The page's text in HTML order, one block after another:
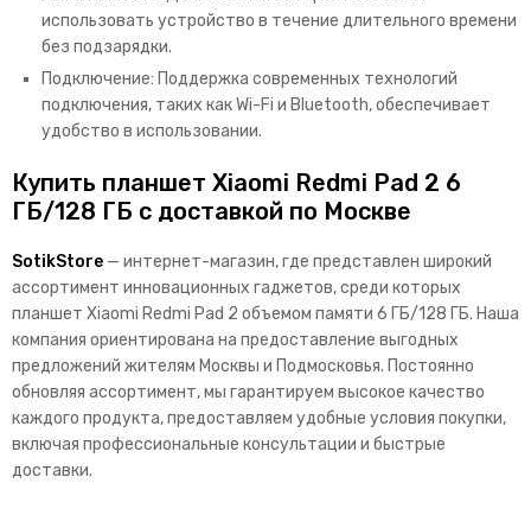
использовать устройство в течение длительного времени
без подзарядки.
Подключение: Поддержка современных технологий
подключения, таких как Wi-Fi и Bluetooth, обеспечивает
удобство в использовании.
Купить планшет Xiaomi Redmi Pad 2 6
ГБ/128 ГБ с доставкой по Москве
SotikStore — интернет-магазин, где представлен широкий
ассортимент инновационных гаджетов, среди которых
планшет Xiaomi Redmi Pad 2 объемом памяти 6 ГБ/128 ГБ. Наша
компания ориентирована на предоставление выгодных
предложений жителям Москвы и Подмосковья. Постоянно
обновляя ассортимент, мы гарантируем высокое качество
каждого продукта, предоставляем удобные условия покупки,
включая профессиональные консультации и быстрые
доставки.